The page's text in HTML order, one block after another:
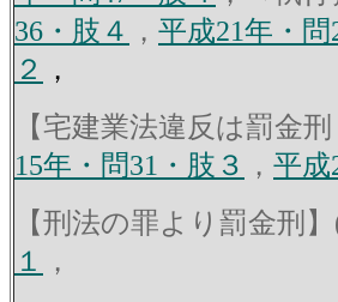
36・肢４
， 平成21年・問
２
，
【宅建業法違反は罰金
15年・問31・肢３
， 平成
【刑法の罪より罰金刑
１
，